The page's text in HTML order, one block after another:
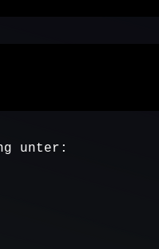
unter: